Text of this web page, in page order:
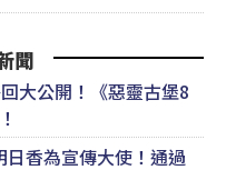
聞
大公開！《惡靈古堡8
日香為宣傳大使！通過